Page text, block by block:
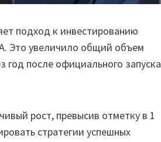
подход к инвестированию
Это увеличило общий объем
после официального запуска
рост, превысив отметку в 1
стратегии успешных